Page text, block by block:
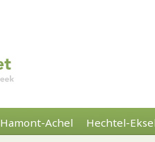
Hamont-Achel Hechtel-